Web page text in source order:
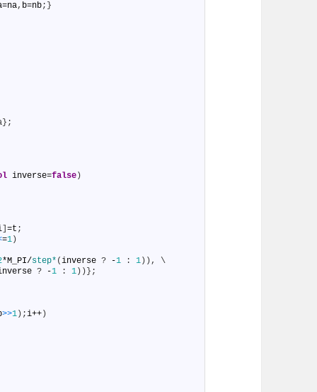
=na, b=nb; }
inverse=false )
]=t ;
=1 )
*M_PI/step* (inverse ? -1 : 1 ) ) ,
\
? -1 : 1 ) ) } ;
>>1 ) ;i++ )